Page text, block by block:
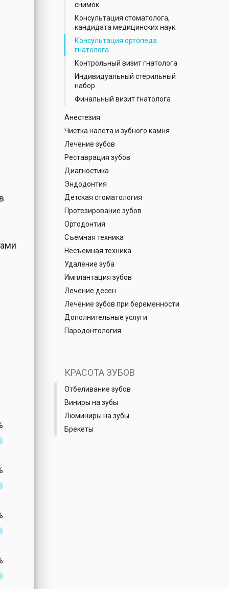
снимок
Консультация стоматолога,
кандидата медицинских наук
Консультация ортопеда
гнатолога
Контрольный визит гнатолога
Индивидуальный стерильный
набор
Финальный визит гнатолога
Анестезия
Чистка налета и зубного камня
Лечение зубов
Реставрация зубов
Диагностика
Эндодонтия
Детская стоматология
Протезирование зубов
Ортодонтия
Съемная техника
Несъемная техника
Удаление зуба
Имплантация зубов
Лечение десен
Лечение зубов при беременности
Дополнительные услуги
Пародонтология
КРАСОТА ЗУБОВ
Отбеливание зубов
Виниры на зубы
Люминиры на зубы
Брекеты